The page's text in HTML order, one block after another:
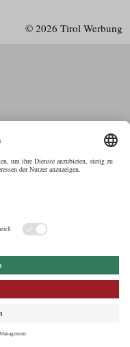
© 2026 Tirol Werbung